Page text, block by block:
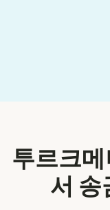
투르크메
서 송